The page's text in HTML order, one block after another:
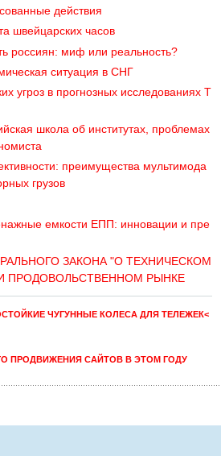
действия
швейцарских часов
россиян: миф или реальность?
ситуация в СНГ
угроз в прогнозных исследованиях Т
школа об институтах, проблемах
преимущества мультимода
грузов
емкости ЕПП: инновации и пре
ЗАКОНА "О ТЕХНИЧЕСКОМ
ПРОДОВОЛЬСТВЕННОМ РЫНКЕ
ЧУГУННЫЕ КОЛЕСА ДЛЯ ТЕЛЕЖЕК<
ПРОДВИЖЕНИЯ САЙТОВ В ЭТОМ ГОДУ